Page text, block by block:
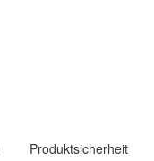
Produktsicherheit